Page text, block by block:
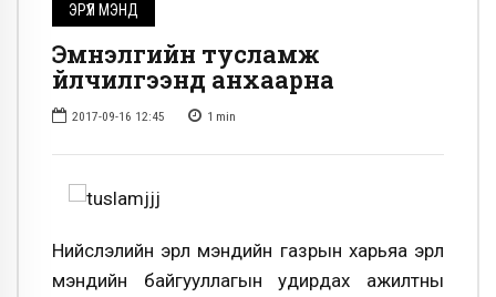
ЭРҮҮЛ МЭНД
Эмнэлгийн тусламж
үйлчилгээнд анхаарна
2017-09-16 12:45 1 min
Нийслэлийн эрүүл мэндийн газрын харьяа эрүүл
мэндийн байгууллагын удирдах ажилтны